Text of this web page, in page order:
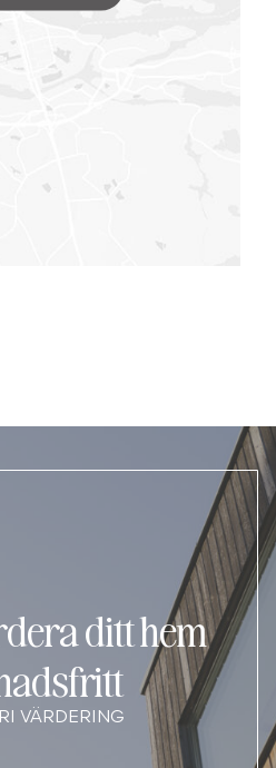
ditt hem
VÄRDERING